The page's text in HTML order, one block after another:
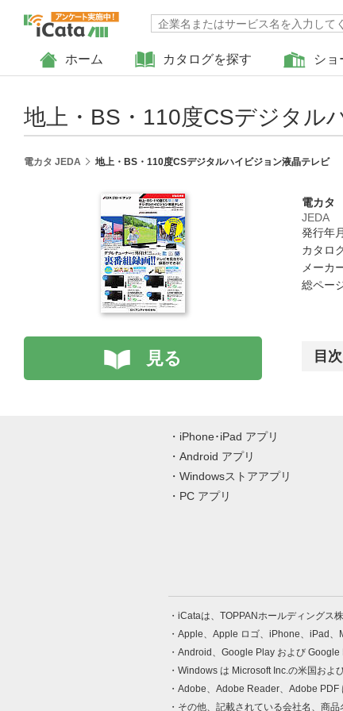
ホーム カタログを探す ショ
地上・BS・110度CSデジタル
電カタ JEDA 地上・BS・110度CSデジタルハイビジョン液晶テレビ
見る
電カタ
JEDA
発行年
カタロ
メーカ
総ペー
目次
iPhone･iPad アプリ
Android アプリ
Windowsストアアプリ
PC アプリ
iCataは、TOPPANホールディングス
Apple、Apple ロゴ、iPhone、iPad、
Android、Google Play および Google
Windows は Microsoft Inc.の米国およ
Adobe、Adobe Reader、Adobe PDF
その他、記載されている会社名、商